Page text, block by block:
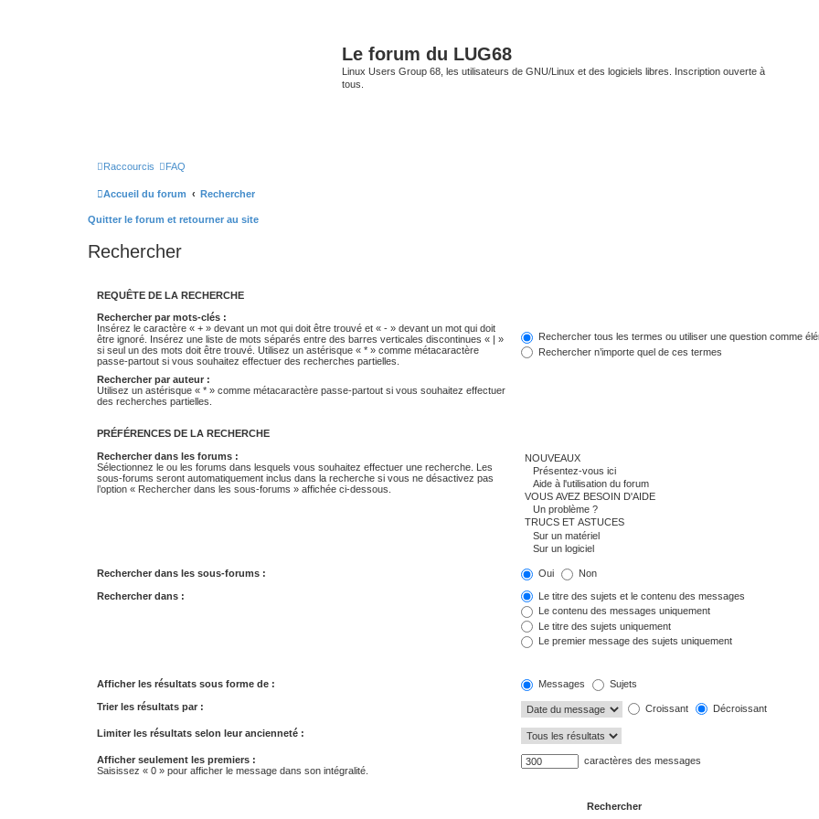
Le forum du LUG68
Linux Users Group 68, les utilisateurs de GNU/Linux et des logiciels libres. Inscription ouverte à
tous.
Raccourcis FAQ
Accueil du forum Rechercher
Quitter le forum et retourner au site
Rechercher
REQUÊTE DE LA RECHERCHE
Rechercher par mots-clés :
Insérez le caractère « + » devant un mot qui doit être trouvé et « - » devant un mot qui doit
être ignoré. Insérez une liste de mots séparés entre des barres verticales discontinues « | »
si seul un des mots doit être trouvé. Utilisez un astérisque « * » comme métacaractère
passe-partout si vous souhaitez effectuer des recherches partielles.
Rechercher tous les termes ou utiliser une question comme
Rechercher n’importe quel de ces termes
Rechercher par auteur :
Utilisez un astérisque « * » comme métacaractère passe-partout si vous souhaitez effectuer
des recherches partielles.
PRÉFÉRENCES DE LA RECHERCHE
Rechercher dans les forums :
Sélectionnez le ou les forums dans lesquels vous souhaitez effectuer une recherche. Les
sous-forums seront automatiquement inclus dans la recherche si vous ne désactivez pas
l’option « Rechercher dans les sous-forums » affichée ci-dessous.
Rechercher dans les sous-forums : Oui Non
Rechercher dans :
Le titre des sujets et le contenu des messages
Le contenu des messages uniquement
Le titre des sujets uniquement
Le premier message des sujets uniquement
Afficher les résultats sous forme de : Messages Sujets
Trier les résultats par : Croissant Décroissant
Limiter les résultats selon leur ancienneté :
Afficher seulement les premiers :
Saisissez « 0 » pour afficher le message dans son intégralité.
caractères des messages